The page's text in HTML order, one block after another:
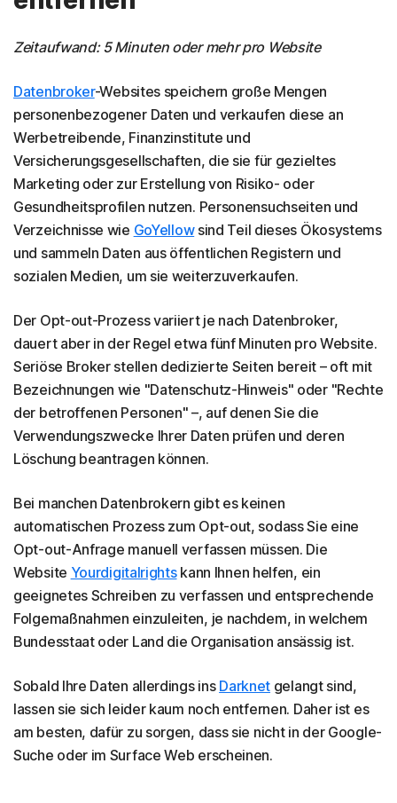
Zeitaufwand: 5 Minuten oder mehr pro Website
Datenbroker-Websites speichern große Mengen
personenbezogener Daten und verkaufen diese an
Werbetreibende, Finanzinstitute und
Versicherungsgesellschaften, die sie für gezieltes
Marketing oder zur Erstellung von Risiko- oder
Gesundheitsprofilen nutzen. Personensuchseiten und
Verzeichnisse wie GoYellowsind Teil dieses Ökosystems
und sammeln Daten aus öffentlichen Registern und
sozialen Medien, um sie weiterzuverkaufen.
Der Opt-out-Prozess variiert je nach Datenbroker,
dauert aber in der Regel etwa fünf Minuten pro Website.
Seriöse Broker stellen dedizierte Seiten bereit – oft mit
Bezeichnungen wie "Datenschutz-Hinweis" oder "Rechte
der betroffenen Personen" –, auf denen Sie die
Verwendungszwecke Ihrer Daten prüfen und deren
Löschung beantragen können.
Bei manchen Datenbrokern gibt es keinen
automatischen Prozess zum Opt-out, sodass Sie eine
Opt-out-Anfrage manuell verfassen müssen. Die
Website Yourdigitalrightskann Ihnen helfen, ein
geeignetes Schreiben zu verfassen und entsprechende
Folgemaßnahmen einzuleiten, je nachdem, in welchem
Bundesstaat oder Land die Organisation ansässig ist.
Sobald Ihre Daten allerdings ins Darknet gelangt sind,
lassen sie sich leider kaum noch entfernen. Daher ist es
am besten, dafür zu sorgen, dass sie nicht in der Google-
Suche oder im Surface Web erscheinen.